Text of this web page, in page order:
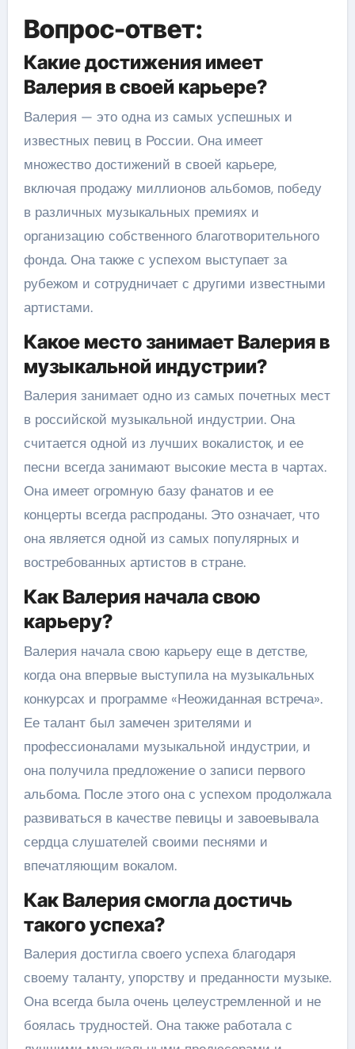
Вопрос-ответ:
Какие достижения имеет
Валерия в своей карьере?
Валерия — это одна из самых успешных и
известных певиц в России. Она имеет
множество достижений в своей карьере,
включая продажу миллионов альбомов, победу
в различных музыкальных премиях и
организацию собственного благотворительного
фонда. Она также с успехом выступает за
рубежом и сотрудничает с другими известными
артистами.
Какое место занимает Валерия в
музыкальной индустрии?
Валерия занимает одно из самых почетных мест
в российской музыкальной индустрии. Она
считается одной из лучших вокалисток, и ее
песни всегда занимают высокие места в чартах.
Она имеет огромную базу фанатов и ее
концерты всегда распроданы. Это означает, что
она является одной из самых популярных и
востребованных артистов в стране.
Как Валерия начала свою
карьеру?
Валерия начала свою карьеру еще в детстве,
когда она впервые выступила на музыкальных
конкурсах и программе «Неожиданная встреча».
Ее талант был замечен зрителями и
профессионалами музыкальной индустрии, и
она получила предложение о записи первого
альбома. После этого она с успехом продолжала
развиваться в качестве певицы и завоевывала
сердца слушателей своими песнями и
впечатляющим вокалом.
Как Валерия смогла достичь
такого успеха?
Валерия достигла своего успеха благодаря
своему таланту, упорству и преданности музыке.
Она всегда была очень целеустремленной и не
боялась трудностей. Она также работала с